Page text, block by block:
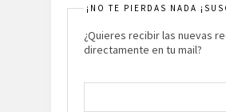
¡NO TE PIERDAS NADA
¿Quieres recibir las nuevas
directamente en tu mail?